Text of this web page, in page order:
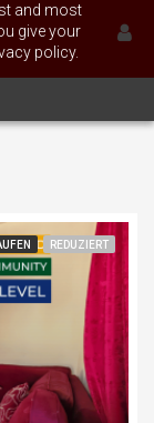
and most
give your
policy.
REDUZIERT